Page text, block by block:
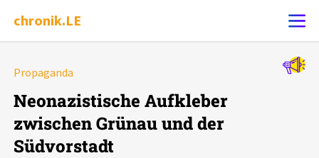
chronik.LE
Chronik
Propaganda
Neonazistische Aufkleber
zwischen Grünau und der
Südvorstadt
Alle Ereignisse
Ereignisse
Ereignisse Statistik